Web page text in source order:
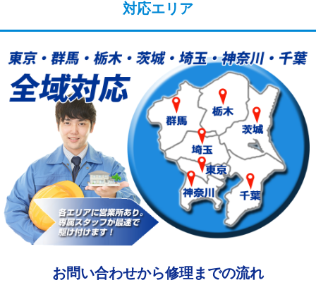
業)
給水管工事※（塩ビ管（VP・HI）使
用/3ｍまで)
33,000円
給水管工事※（塩ビ管（VP・HI）使
用（追加）/3ｍ超え)
+8,800円
給水管工事※（ライニング鋼管・銅
管・ポリ管・HT管使用/3ｍまで)
44,000円
給水管工事※（ライニング鋼管・銅
管・ポリ管・HT管使用/3ｍ超え)
+8,800円
マス交換（土の掘削・埋め戻し作業） 11,000円~
マス交換（深さ50㎝未満） 55,000円
対応エリア
お問い合わせから修理までの流れ